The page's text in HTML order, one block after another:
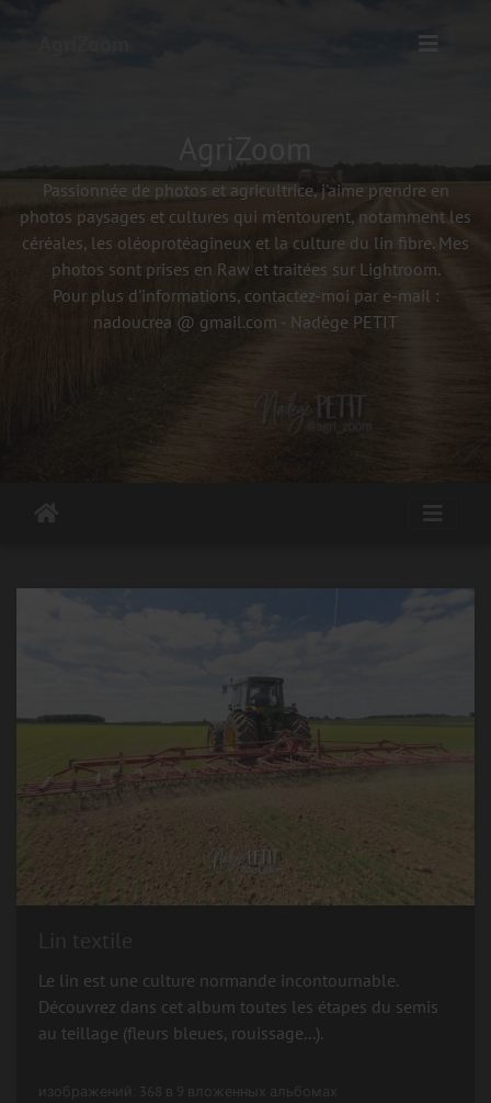
Passionnée de photos et agricultrice, j'aime prendre en
photos paysages et cultures qui m'entourent, notamment les
céréales, les oléoprotéagineux et la culture du lin fibre. Mes
photos sont prises en Raw et traitées sur Lightroom.
Pour plus d'informations, contactez-moi par e-mail :
nadoucrea @ gmail.com - Nadège PETIT
Le lin est une culture normande incontournable.
Découvrez dans cet album toutes les étapes du semis
au teillage (fleurs bleues, rouissage...).
изображений: 368 в 9 вложенных альбомах